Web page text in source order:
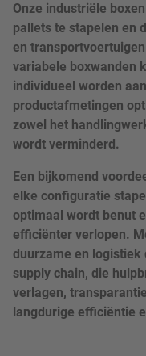
Onze industriële
pallets te stapelen en
en
variabele boxwanden
individueel worden
productafmetingen
zowel het
wordt verminderd.
Een bijkomend
elke configuratie
optimaal wordt benut
efficiënter verlopen.
duurzame en logistiek
supply chain, die
verlagen,
langdurige efficiëntie